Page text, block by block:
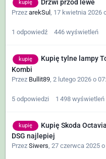
kupię Drzwi przód lewe
Przez arekSul , 17 kwietnia 2026
1 odpowiedź 446 wyświetleń
kupię
Kupię tylne lampy
Kombi
Przez Bullit89 2 lutego 2026 o
5 odpowiedzi 1 498 wyświetleń
kupię
Kupię Skoda
DSG najlepiej
Przez Siwers, 27 czerwca 2025